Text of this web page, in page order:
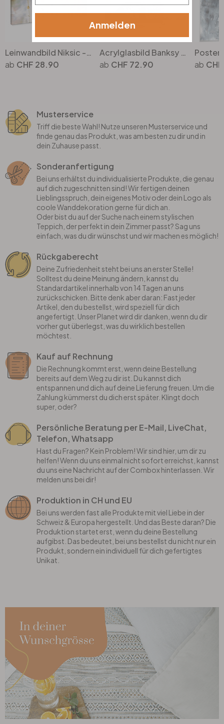
Leinwandbild Niksic - Golden Eye - Panorama
CHF 28.90
Acrylglasbild Banksy - Life is short
CHF 72.90
Musterservice
Triff die beste Wahl! Nutze unseren Musterservice und
finde genau das Produkt, was am besten zu dir und in
dein Zuhause passt.
Sonderanfertigung
Bei uns erhältst du individualisierte Produkte, die genau
auf dich zugeschnitten sind! Wir fertigen deinen
Lieblingsspruch, dein eigenes Motiv oder dein Logo als
coole Wanddekoration gerne für dich an.
Oder bist du auf der Suche nach einem stylischen
Teppich, der perfekt in dein Zimmer passt? Sag uns
einfach, was du dir wünschst und wir machen es möglich!
Rückgaberecht
Deine Zufriedenheit steht bei uns an erster Stelle!
Solltest du deine Meinung ändern, kannst du
Standardartikel innerhalb von 14 Tagen an uns
zurückschicken. Bitte denk aber daran: Fast jeder
Artikel, den du bestellst, wird speziell für dich
angefertigt. Unser Planet wird dir danken, wenn du dir
vorher gut überlegst, was du wirklich bestellen
möchtest.
Kauf auf Rechnung
Die Rechnung kommt erst, wenn deine Bestellung
bereits auf dem Weg zu dir ist. Du kannst dich
entspannen und dich auf deine Lieferung freuen. Um die
Zahlung kümmerst du dich erst später. Klingt doch
super, oder?
Persönliche Beratung per E-Mail, LiveChat,
Telefon, Whatsapp
Hast du Fragen? Kein Problem! Wir sind hier, um dir zu
helfen! Wenn du uns einmal nicht sofort erreichst, kannst
du uns eine Nachricht auf der Combox hinterlassen. Wir
melden uns bei dir!
Produktion in CH und EU
Bei uns werden fast alle Produkte mit viel Liebe in der
Schweiz & Europa hergestellt. Und das Beste daran? Die
Produktion startet erst, wenn du deine Bestellung
aufgibst. Das bedeutet, bei uns bestellst du nicht nur ein
Produkt, sondern ein individuell für dich gefertigtes
Unikat.
Anmelden